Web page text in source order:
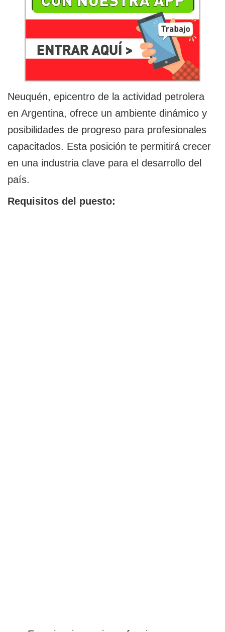
Neuquén, epicentro de la actividad petrolera
en Argentina, ofrece un ambiente dinámico y
posibilidades de progreso para profesionales
capacitados. Esta posición te permitirá crecer
en una industria clave para el desarrollo del
país.
Requisitos del puesto: